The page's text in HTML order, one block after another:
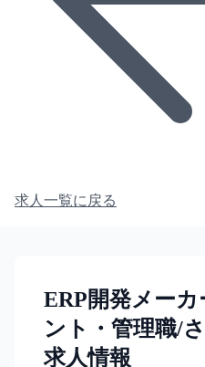
求人一覧に戻る
ERP開発メー
ント・管理職/
求人情報